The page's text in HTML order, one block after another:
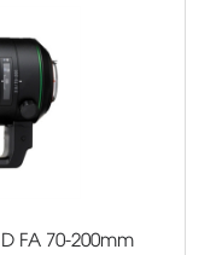
FA 70-200mm